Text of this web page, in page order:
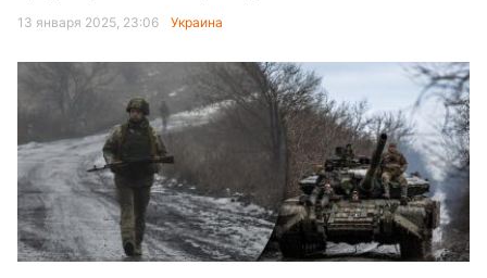
13 января 2025, 23:06 Украина